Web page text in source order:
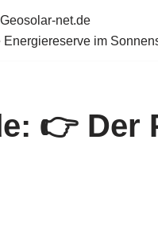
net.de
im
👉 Der